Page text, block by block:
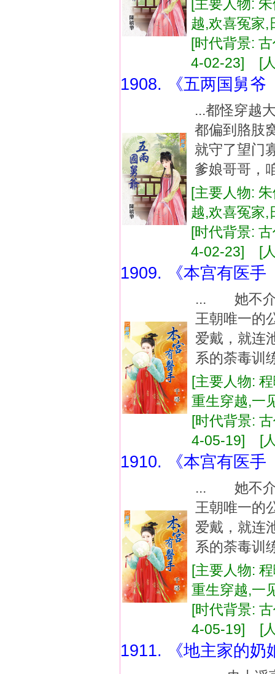
[主要人物:
越,欢喜冤
[时代背景:
4-02-23] [
1908. 《五两国舅爷
...都怪穿越
都偏到胳肢
就守了望门
爹娘哥哥，
[主要人物:
越,欢喜冤
[时代背景:
4-02-23] [
1909. 《本宫有医手
... 她不介
王朝唯一
爱戴，就
系的荼毒训
[主要人物:
重生穿越,一
[时代背景:
4-05-19] [
1910. 《本宫有医手
... 她不介
王朝唯一
爱戴，就
系的荼毒训
[主要人物:
重生穿越,一
[时代背景:
4-05-19] [
1911. 《地主家的奶